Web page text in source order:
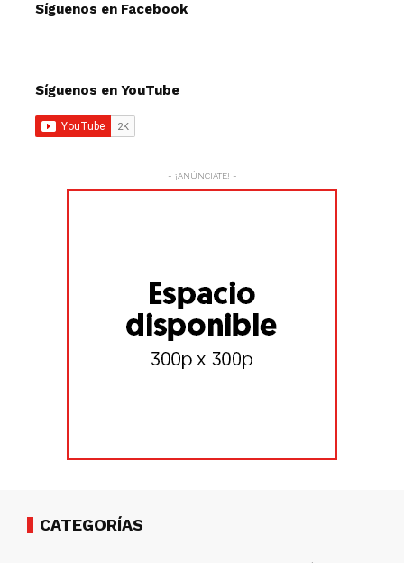
Síguenos en Facebook
Síguenos en YouTube
- ¡ANÚNCIATE! -
CATEGORÍAS